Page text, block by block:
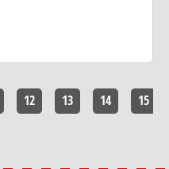
12 13 14 15